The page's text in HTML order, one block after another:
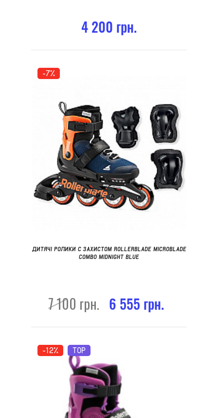
4 200 грн.
-7%
ДИТЯЧІ РОЛИКИ С ЗАХИСТОМ ROLLERBLADE MICROBLADE
COMBO MIDNIGHT BLUE
7 100 грн. 6 555 грн.
-12% TOP